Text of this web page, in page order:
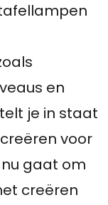
en
je in staat
voor
gaat om
creëren